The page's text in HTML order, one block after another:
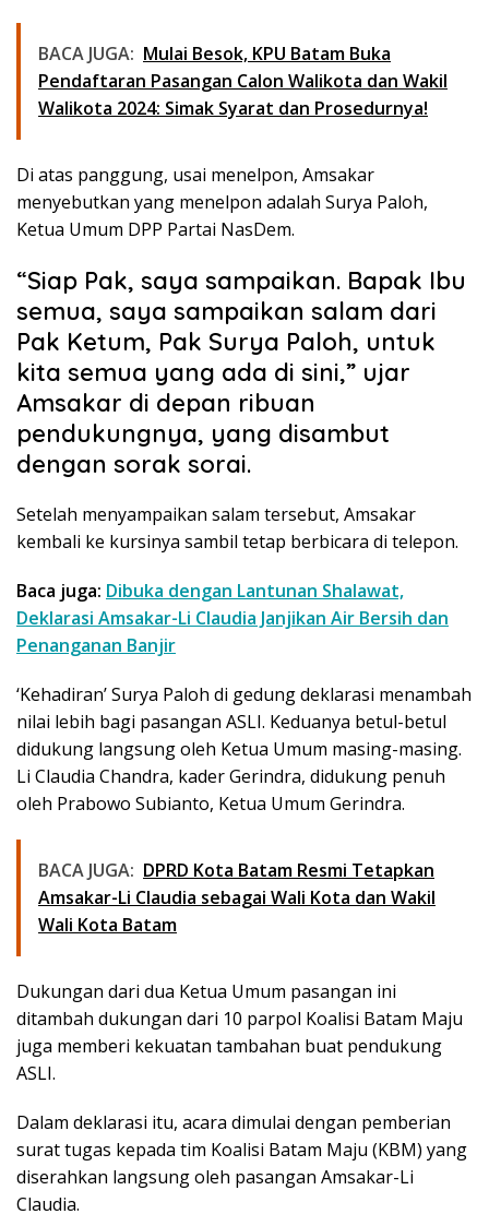
BACA JUGA: Mulai Besok, KPU Batam Buka
Pendaftaran Pasangan Calon Walikota dan Wakil
Walikota 2024: Simak Syarat dan Prosedurnya!
Di atas panggung, usai menelpon, Amsakar
menyebutkan yang menelpon adalah Surya Paloh,
Ketua Umum DPP Partai NasDem.
“Siap Pak, saya sampaikan. Bapak Ibu
semua, saya sampaikan salam dari
Pak Ketum, Pak Surya Paloh, untuk
kita semua yang ada di sini,” ujar
Amsakar di depan ribuan
pendukungnya, yang disambut
dengan sorak sorai.
Setelah menyampaikan salam tersebut, Amsakar
kembali ke kursinya sambil tetap berbicara di telepon.
Baca juga: Dibuka dengan Lantunan Shalawat,
Deklarasi Amsakar-Li Claudia Janjikan Air Bersih dan
Penanganan Banjir
‘Kehadiran’ Surya Paloh di gedung deklarasi menambah
nilai lebih bagi pasangan ASLI. Keduanya betul-betul
didukung langsung oleh Ketua Umum masing-masing.
Li Claudia Chandra, kader Gerindra, didukung penuh
oleh Prabowo Subianto, Ketua Umum Gerindra.
BACA JUGA: DPRD Kota Batam Resmi Tetapkan
Amsakar-Li Claudia sebagai Wali Kota dan Wakil
Wali Kota Batam
Dukungan dari dua Ketua Umum pasangan ini
ditambah dukungan dari 10 parpol Koalisi Batam Maju
juga memberi kekuatan tambahan buat pendukung
ASLI.
Dalam deklarasi itu, acara dimulai dengan pemberian
surat tugas kepada tim Koalisi Batam Maju (KBM) yang
diserahkan langsung oleh pasangan Amsakar-Li
Claudia.